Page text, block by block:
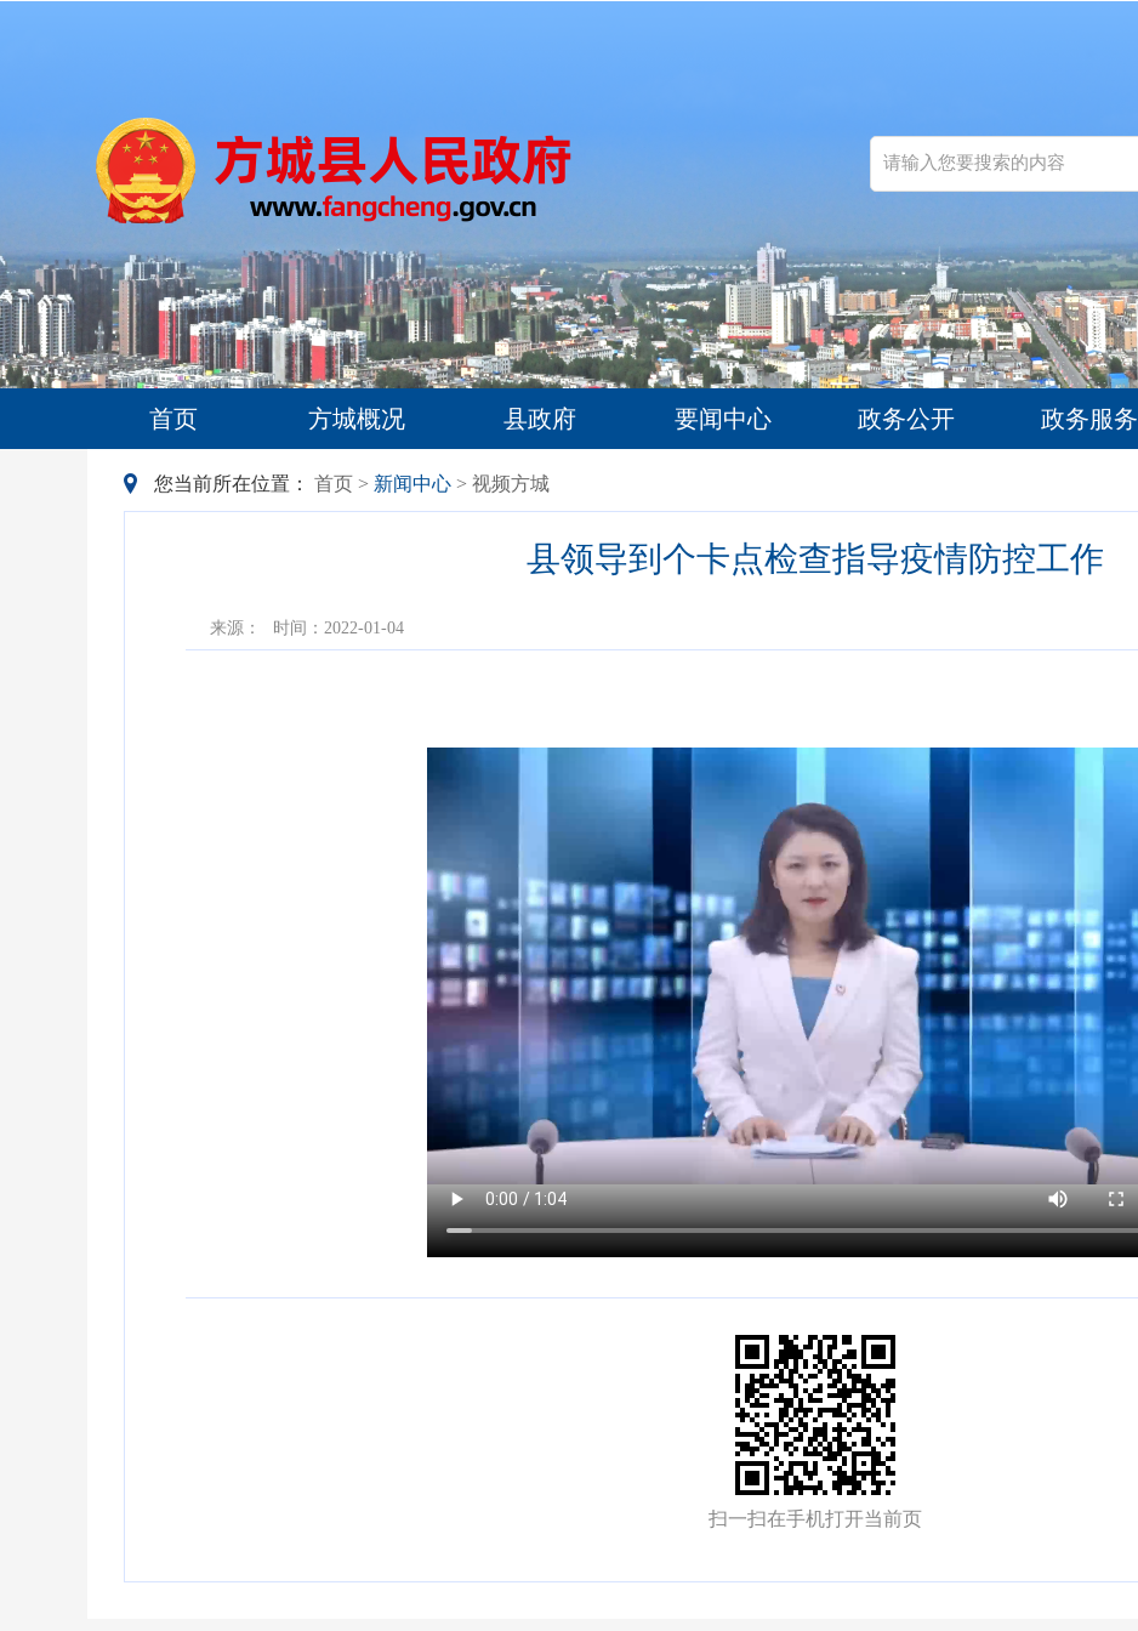
首页 方城概况 县政府 要闻中心 政务公开 政务服务
您当前所在位置： 首页 > 新闻中心 > 视频方城
县领导到个卡点检查指导疫情防控工作
来源： 时间：2022-01-04
扫一扫在手机打开当前页